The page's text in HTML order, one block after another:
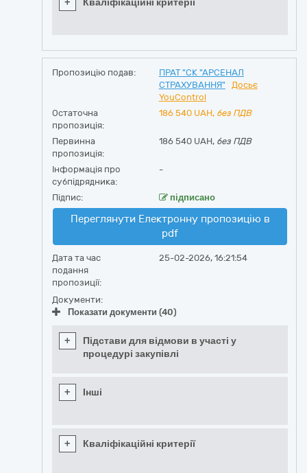
+ Кваліфікаційні критерії
Пропозицію подав:
ПРАТ "СК "АРСЕНАЛ
СТРАХУВАННЯ"
Досьє
YouControl
Остаточна
пропозиція:
186 540 UAH, без ПДВ
Первинна
пропозиція:
186 540 UAH, без ПДВ
Інформація про
субпідрядника:
-
Підпис: підписано
Переглянути Електронну пропозицію в
pdf
Дата та час
подання
пропозиції:
25-02-2026, 16:21:54
Документи:
Показати документи (40)
+
Підстави для відмови в участі у
процедурі закупівлі
+ Інші
+ Кваліфікаційні критерії